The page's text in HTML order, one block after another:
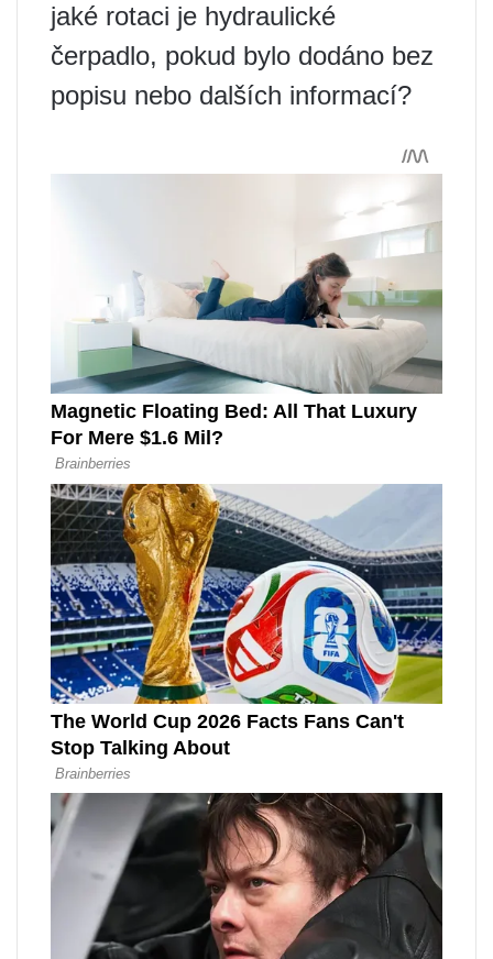
jaké rotaci je hydraulické
čerpadlo, pokud bylo dodáno bez
popisu nebo dalších informací?